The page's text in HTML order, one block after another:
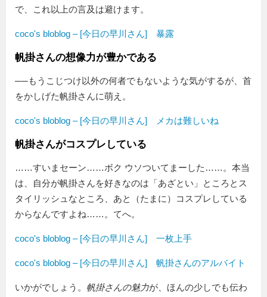
で、これ以上の言及は避けます。
coco's bloblog – [今日の早川さん] 暴露
帆掛さんの想像力が豊かである
──もうこじつけ以外の何者でもないような気がするが、首
をかしげた帆掛さんに萌え。
coco's bloblog – [今日の早川さん] メカは難しいね
帆掛さんがコスプレしている
……すいまセーン……ボク ウソついてまーした……。本当
は、自分が帆掛さんを好きなのは「あざとい」ところとス
タイリッシュなところ、あと（たまに）コスプレしている
からなんですよね……。てへ。
coco's bloblog – [今日の早川さん] 一枚上手
coco's bloblog – [今日の早川さん] 帆掛さんのアルバイト
いかがでしょう。 帆掛さんの魅力が、ほんの少しでも伝わ